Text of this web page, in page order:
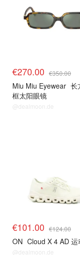
€270.00 €350.00
Miu Miu Eyewear 长
框太阳眼镜
@dealmoon.de
€101.00 €124.00
ON Cloud X 4 AD 运
@dealmoon.de